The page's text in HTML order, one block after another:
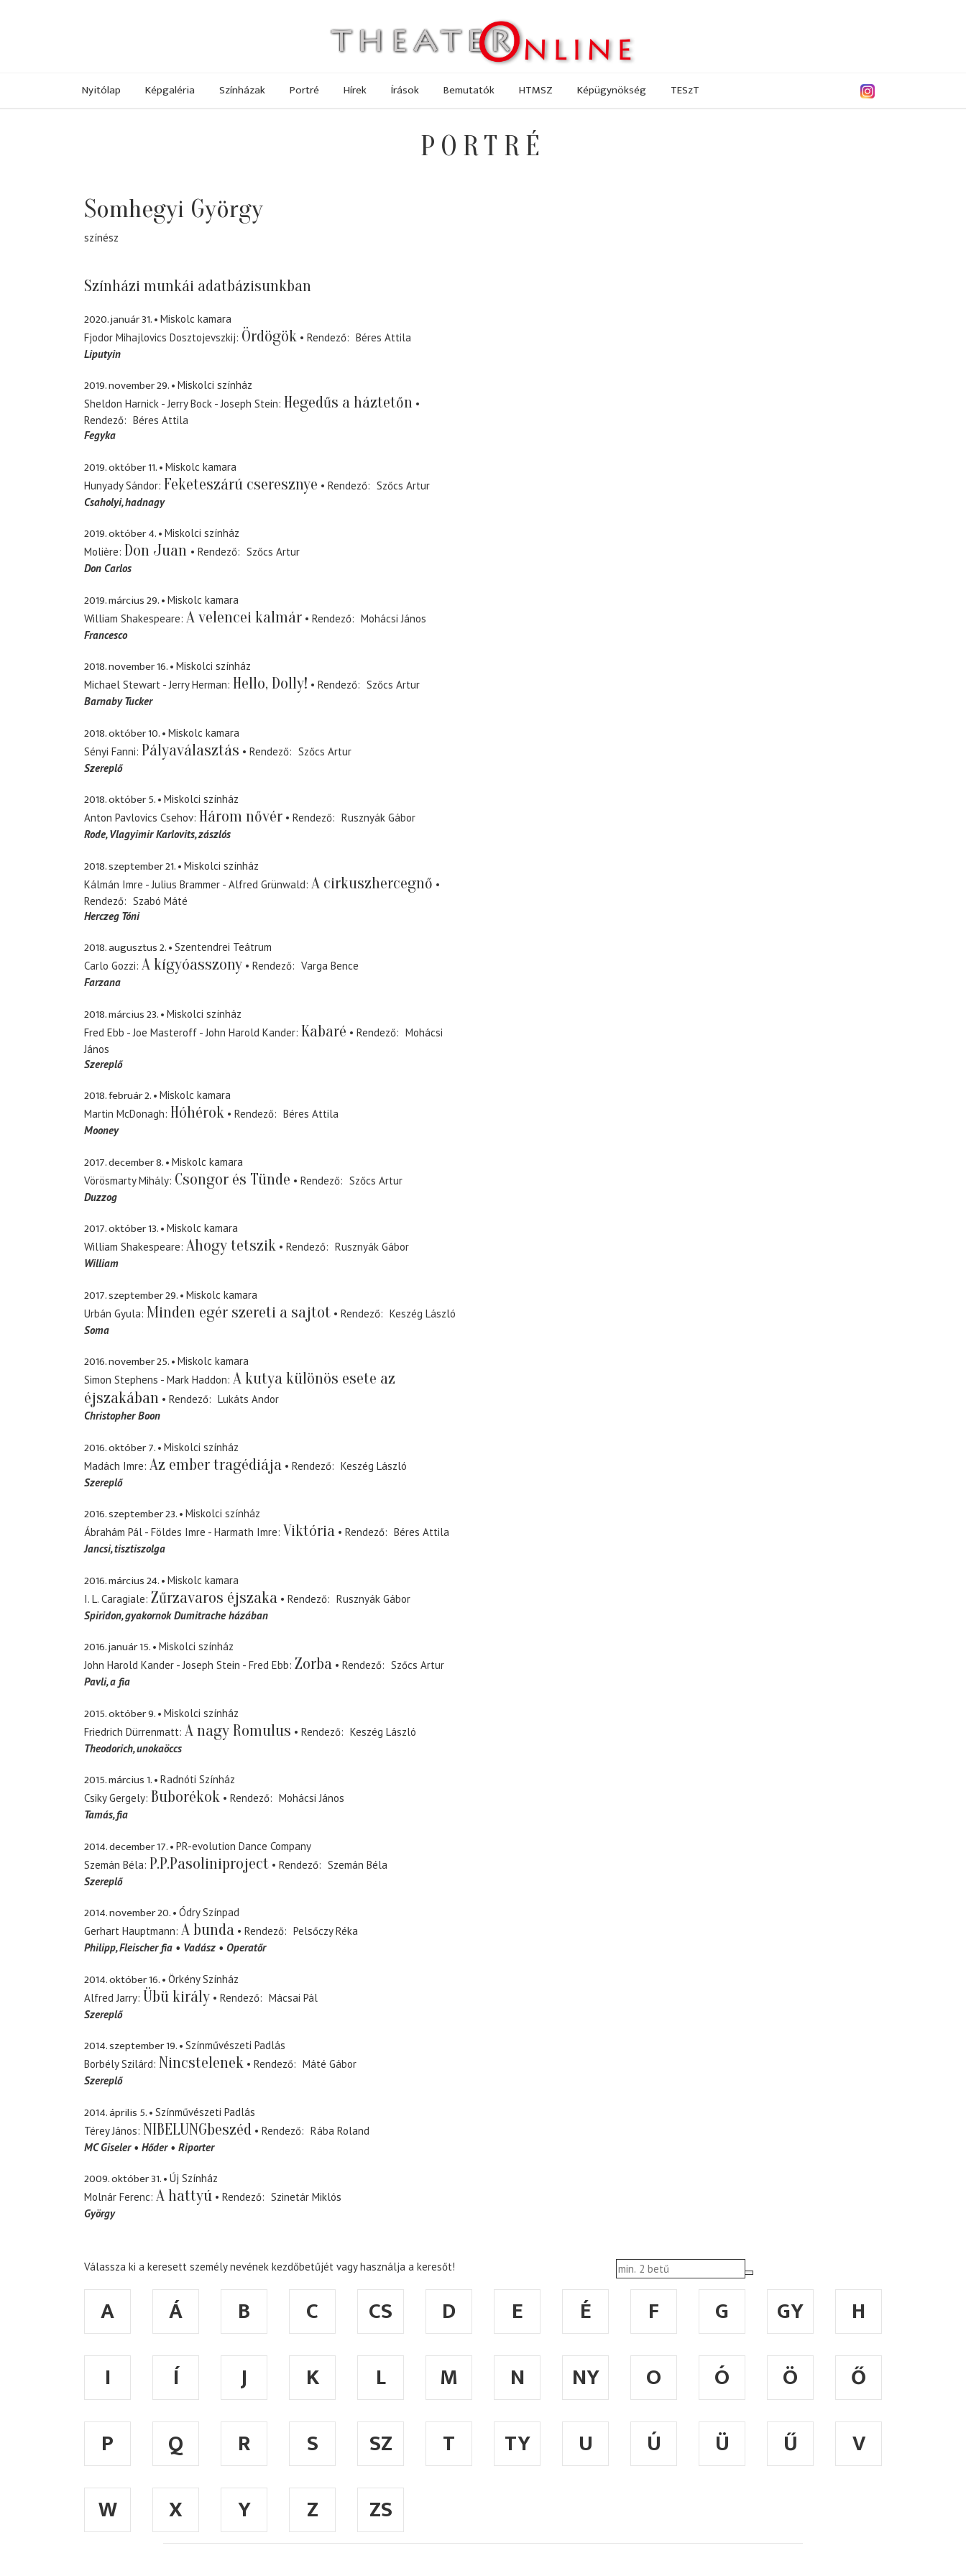
Nyitólap Képgaléria Színházak Portré Hírek Írások Bemutatók HTMSZ Képügynökség TESzT
PORTRÉ
Somhegyi György
színész
Színházi munkái adatbázisunkban
2020. január 31.
Miskolc kamara
Fjodor Mihajlovics Dosztojevszkij Ördögök Rendező
Béres Attila
Liputyin
2019. november 29.
Miskolci színház
Sheldon Harnick - Jerry Bock - Joseph Stein Hegedűs a háztetőn
Rendező
Béres Attila
Fegyka
2019. október 11.
Miskolc kamara
Hunyady Sándor Feketeszárú cseresznye Rendező
Szőcs Artur
Csaholyi hadnagy
2019. október 4.
Miskolci színház
Molière Don Juan Rendező
Szőcs Artur
Don Carlos
2019. március 29.
Miskolc kamara
William Shakespeare A velencei kalmár Rendező
Mohácsi János
Francesco
2018. november 16.
Miskolci színház
Michael Stewart - Jerry Herman Hello, Dolly! Rendező
Szőcs Artur
Barnaby Tucker
2018. október 10.
Miskolc kamara
Sényi Fanni Pályaválasztás Rendező
Szőcs Artur
Szereplő
2018. október 5.
Miskolci színház
Anton Pavlovics Csehov Három nővér Rendező
Rusznyák Gábor
Rode, Vlagyimir Karlovits zászlós
2018. szeptember 21.
Miskolci színház
Kálmán Imre - Julius Brammer - Alfred Grünwald A cirkuszhercegnő
Rendező
Szabó Máté
Herczeg Tóni
2018. augusztus 2.
Szentendrei Teátrum
Carlo Gozzi A kígyóasszony Rendező
Varga Bence
Farzana
2018. március 23.
Miskolci színház
Fred Ebb - Joe Masteroff - John Harold Kander Kabaré Rendező
Mohácsi
János
Szereplő
2018. február 2.
Miskolc kamara
Martin McDonagh Hóhérok Rendező
Béres Attila
Mooney
2017. december 8.
Miskolc kamara
Vörösmarty Mihály Csongor és Tünde Rendező
Szőcs Artur
Duzzog
2017. október 13.
Miskolc kamara
William Shakespeare Ahogy tetszik Rendező
Rusznyák Gábor
William
2017. szeptember 29.
Miskolc kamara
Urbán Gyula Minden egér szereti a sajtot Rendező
Keszég László
Soma
2016. november 25.
Miskolc kamara
Simon Stephens - Mark Haddon A kutya különös esete az
éjszakában
Rendező
Lukáts Andor
Christopher Boon
2016. október 7.
Miskolci színház
Madách Imre Az ember tragédiája Rendező
Keszég László
Szereplő
2016. szeptember 23.
Miskolci színház
Ábrahám Pál - Földes Imre - Harmath Imre Viktória Rendező
Béres Attila
Jancsi tisztiszolga
2016. március 24.
Miskolc kamara
I. L. Caragiale Zűrzavaros éjszaka Rendező
Rusznyák Gábor
Spiridon gyakornok Dumitrache házában
2016. január 15.
Miskolci színház
John Harold Kander - Joseph Stein - Fred Ebb Zorba Rendező
Szőcs Artur
Pavli a fia
2015. október 9.
Miskolci színház
Friedrich Dürrenmatt A nagy Romulus Rendező
Keszég László
Theodorich unokaöccs
2015. március 1.
Radnóti Színház
Csiky Gergely Buborékok Rendező
Mohácsi János
Tamás fia
2014. december 17.
PR-evolution Dance Company
Szemán Béla P.P.Pasoliniproject Rendező
Szemán Béla
Szereplő
2014. november 20.
Ódry Színpad
Gerhart Hauptmann A bunda Rendező
Pelsőczy Réka
Philipp Fleischer fia Vadász Operatőr
2014. október 16.
Örkény Színház
Alfred Jarry Übü király Rendező
Mácsai Pál
Szereplő
2014. szeptember 19.
Színművészeti Padlás
Borbély Szilárd Nincstelenek Rendező
Máté Gábor
Szereplő
2014. április 5.
Színművészeti Padlás
Térey János NIBELUNGbeszéd Rendező
Rába Roland
MC Giseler
Hőder Riporter
2009. október 31.
Új Színház
Molnár Ferenc A hattyú Rendező
Szinetár Miklós
György
Válassza ki a keresett személy nevének kezdőbetűjét vagy használja a keresőt!
A Á B C CS D E É F G GY
H
I
Í J K L M N NY O Ó Ö
Ő
P
Q R S SZ T TY U Ú Ü Ű
V
W
X Y Z ZS